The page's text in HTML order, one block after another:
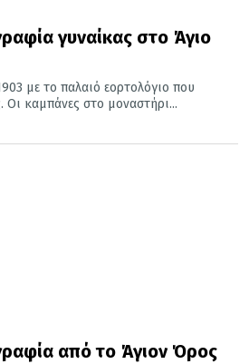
γυναίκας στο Άγιο
με το παλαιό εορτολόγιο που
Οι καμπάνες στο μοναστήρι...
από το Άγιον Όρος